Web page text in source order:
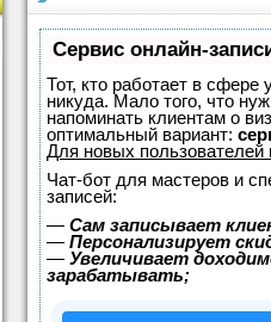
Сервис онлайн-
Тот, кто работает в сфере
никуда. Мало того, что
напоминать клиентам о
оптимальный вариант:
Для новых пользователей
Чат-бот для мастеров и
записей:
— Сам записывает
— Персонализирует
— Увеличивает
зарабатывать;